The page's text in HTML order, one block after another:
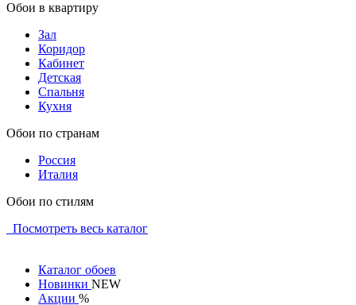
Обои в квартиру
Зал
Коридор
Кабинет
Детская
Спальня
Кухня
Обои по странам
Россия
Италия
Обои по стилям
Посмотреть весь каталог
Каталог обоев
Новинки NEW
Акции %